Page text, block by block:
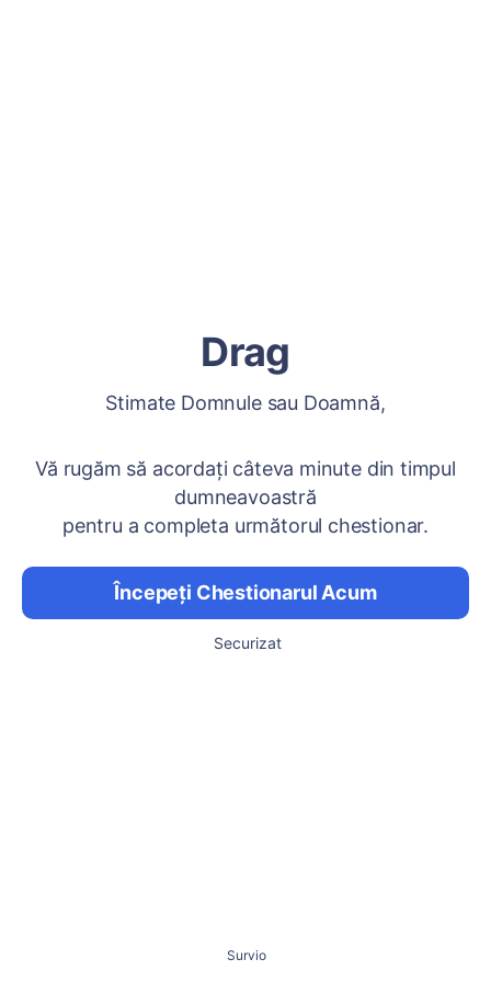
Drag
Stimate Domnule sau Doamnă,
Vă rugăm să acordați câteva minute din timpul
dumneavoastră
pentru a completa următorul chestionar.
Începeți Chestionarul Acum
Securizat
Survio